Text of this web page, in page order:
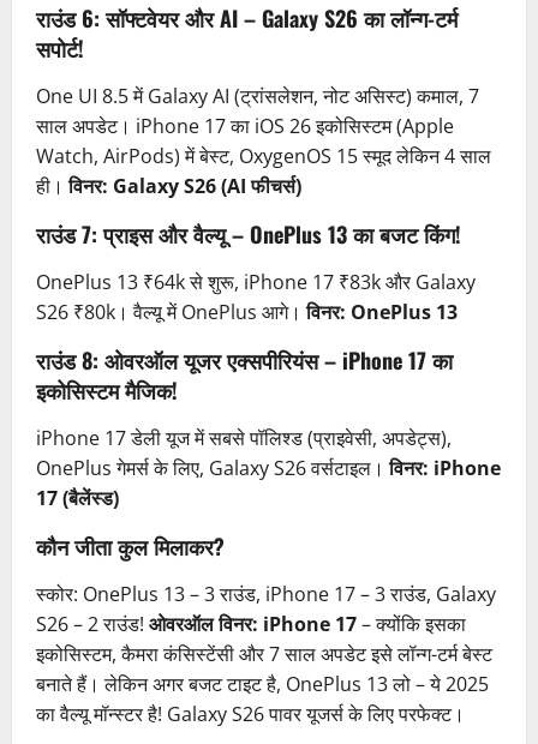
राउंड 6: सॉफ्टवेयर और AI – Galaxy S26 का लॉन्ग-टर्म
सपोर्ट!
One UI 8.5 में Galaxy AI (ट्रांसलेशन, नोट असिस्ट) कमाल, 7
साल अपडेट। iPhone 17 का iOS 26 इकोसिस्टम (Apple
Watch, AirPods) में बेस्ट, OxygenOS 15 स्मूद लेकिन 4 साल
ही।विनर: Galaxy S26 (AI फीचर्स)
राउंड 7: प्राइस और वैल्यू – OnePlus 13 का बजट किंग!
OnePlus 13 ₹64k से शुरू, iPhone 17 ₹83k और Galaxy
S26 ₹80k। वैल्यू में OnePlus आगे।विनर: OnePlus 13
राउंड 8: ओवरऑल यूजर एक्सपीरियंस – iPhone 17 का
इकोसिस्टम मैजिक!
iPhone 17 डेली यूज में सबसे पॉलिश्ड (प्राइवेसी, अपडेट्स),
OnePlus गेमर्स के लिए, Galaxy S26 वर्सटाइल।विनर: iPhone
17 (बैलेंस्ड)
कौन जीता कुल मिलाकर?
स्कोर: OnePlus 13 – 3 राउंड, iPhone 17 – 3 राउंड, Galaxy
S26 – 2 राउंड! ओवरऑल विनर: iPhone 17– क्योंकि इसका
इकोसिस्टम, कैमरा कंसिस्टेंसी और 7 साल अपडेट इसे लॉन्ग-टर्म बेस्ट
बनाते हैं। लेकिन अगर बजट टाइट है, OnePlus 13 लो – ये 2025
का वैल्यू मॉन्स्टर है! Galaxy S26 पावर यूजर्स के लिए परफेक्ट।